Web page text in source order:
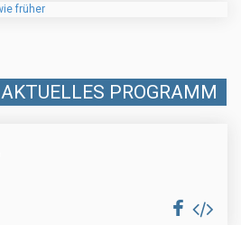
AKTUELLES PROGRAMM